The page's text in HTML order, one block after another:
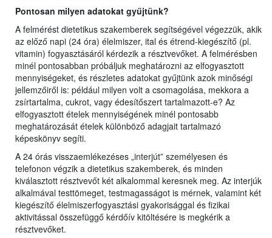
Pontosan milyen adatokat gyűjtünk?
A felmérést dietetikus szakemberek segítségével végezzük, akik
az előző napi (24 óra) élelmiszer, ital és étrend-kiegészítő (pl.
vitamin) fogyasztásáról kérdezik a résztvevőket. A felmérésben
minél pontosabban próbáljuk meghatározni az elfogyasztott
mennyiségeket, és részletes adatokat gyűjtünk azok minőségi
jellemzőiről is: például milyen volt a csomagolása, mekkora a
zsírtartalma, cukrot, vagy édesítőszert tartalmazott-e? Az
elfogyasztott ételek mennyiségének minél pontosabb
meghatározását ételek különböző adagjait tartalmazó
képeskönyv segíti.
A 24 órás visszaemlékezéses „interjút” személyesen és
telefonon végzik a dietetikus szakemberek, és minden
kiválasztott résztvevőt két alkalommal keresnek meg. Az interjúk
alkalmával testtömeget, testmagasságot is mérnek, valamint két
kiegészítő élelmiszerfogyasztási gyakorisággal és fizikai
aktivitással összefüggő kérdőív kitöltésére is megkérik a
résztvevőket.